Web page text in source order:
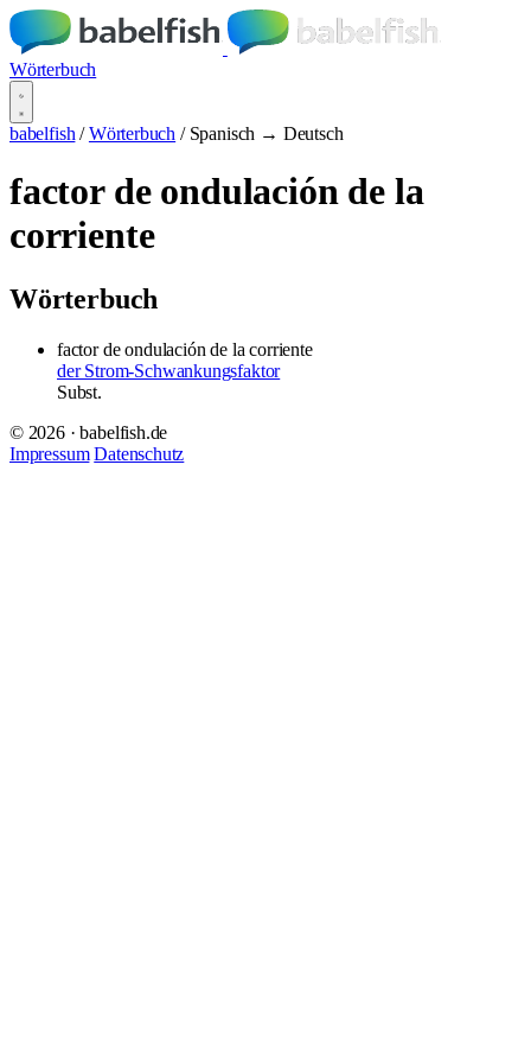
Wörterbuch
babelfish / Wörterbuch / Spanisch → Deutsch
factor de ondulación de la
corriente
Wörterbuch
factor de ondulación de la corriente
der Strom-Schwankungsfaktor
Subst.
© 2026 · babelfish.de
Impressum Datenschutz